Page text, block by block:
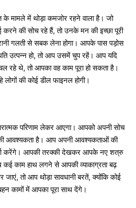
मामले में थोड़ा कमजोर रहने वाला है। जो
करने की सोच रहे हैं, तो उनके मन की इच्छा पूरी
गलती से सबक लेना होगा। आपके पास पड़ोस
उत्पन्न हो, तो आप उसमें चुप रहें। आप यदि
रहे थे, तो आपका वह काम पूरा हो सकता है।
लोगों की कोई डील फाइनल होगी।
परिणाम लेकर आएगा। आपको अपनी सोच
आवश्यकता है। आप अपनी आवश्यकताओं की
करेंगे। आपकी तरक्की देखकर आपके नए शत्रु
काम हाथ लगने से आपकी व्याकाग्रता बढ़
तो आप थोड़ा सावधानी बरतें, क्योंकि कोई
कामों में आपका पूरा साथ देंगे।